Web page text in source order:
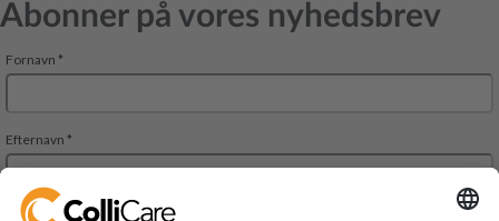
Abonner på vores nyhedsbrev